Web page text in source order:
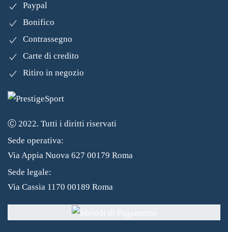
Paypal
Bonifico
Contrassegno
Carte di credito
Ritiro in negozio
Ⓒ 2022. Tutti i diritti riservati
Sede operativa:
Via Appia Nuova 627 00179 Roma
Sede legale:
Via Cassia 1170 00189 Roma